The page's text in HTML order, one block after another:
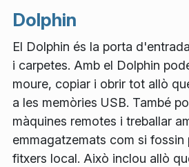
Dolphin
El Dolphin és la porta
i carpetes. Amb el Dolphin
moure, copiar i obrir tot allò
a les memòries USB. També
màquines remotes i treballar
emmagatzemats com si
fitxers local. Això inclou allò